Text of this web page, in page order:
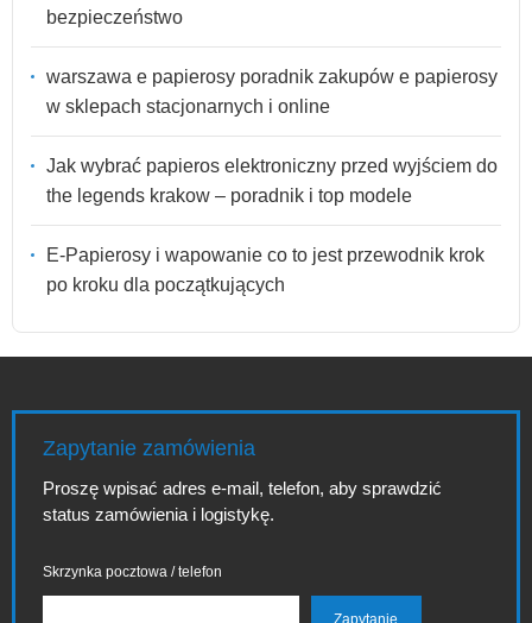
bezpieczeństwo
warszawa e papierosy poradnik zakupów e papierosy
w sklepach stacjonarnych i online
Jak wybrać papieros elektroniczny przed wyjściem do
the legends krakow – poradnik i top modele
E-Papierosy i wapowanie co to jest przewodnik krok
po kroku dla początkujących
Zapytanie zamówienia
Proszę wpisać adres e-mail, telefon, aby sprawdzić
status zamówienia i logistykę.
Skrzynka pocztowa / telefon